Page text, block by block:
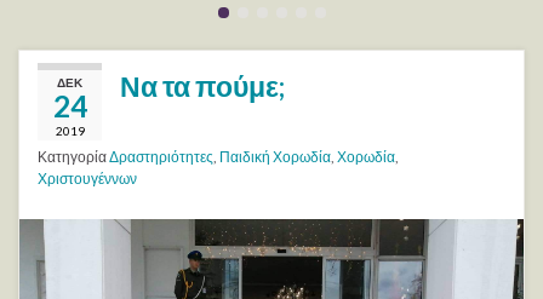
ΔΕΚ
24
2019
Να τα πούμε;
ΚατηγορίαΔραστηριότητες, Παιδική Χορωδία, Χορωδία,
Χριστουγέννων